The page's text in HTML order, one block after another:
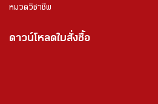
หมวดวิชาชีพ
ดาวน์โหลดใบสั่งซื้อ